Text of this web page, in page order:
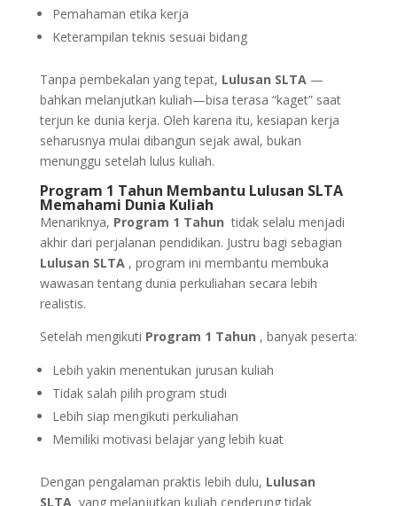
Pemahaman etika kerja
Keterampilan teknis sesuai bidang
Tanpa pembekalan yang tepat, Lulusan SLTA —
bahkan melanjutkan kuliah—bisa terasa “kaget” saat
terjun ke dunia kerja. Oleh karena itu, kesiapan kerja
seharusnya mulai dibangun sejak awal, bukan
menunggu setelah lulus kuliah.
Program 1 Tahun Membantu Lulusan SLTA
Memahami Dunia Kuliah
Menariknya, Program 1 Tahun tidak selalu menjadi
akhir dari perjalanan pendidikan. Justru bagi sebagian
Lulusan SLTA , program ini membantu membuka
wawasan tentang dunia perkuliahan secara lebih
realistis.
Setelah mengikuti Program 1 Tahun , banyak peserta:
Lebih yakin menentukan jurusan kuliah
Tidak salah pilih program studi
Lebih siap mengikuti perkuliahan
Memiliki motivasi belajar yang lebih kuat
Dengan pengalaman praktis lebih dulu, Lulusan
SLTA yang melanjutkan kuliah cenderung tidak